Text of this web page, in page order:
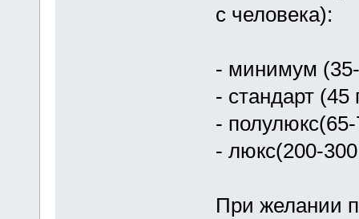
с человека):
- минимум (35-
- стандарт (45
-
- люкс(200-
При желании